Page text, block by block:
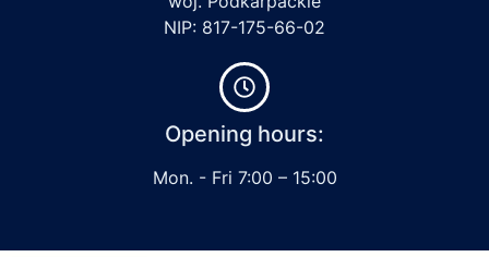
NIP: 817-175-66-02
Opening hours:
Mon. - Fri 7:00 – 15:00